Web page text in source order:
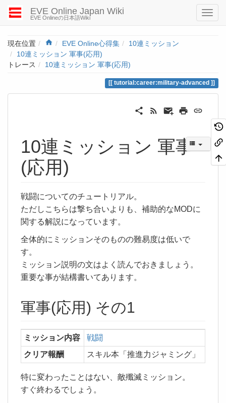
EVE Online Japan Wiki
EVE Onlineの日本語Wiki
現在位置 HomeEVE Online心得集
10連ミッション
10連ミッション 軍事(応用)
トレース
10連ミッション 軍事(応用)
tutorial:career:military-advanced
10連ミッション 軍事
(応用)
戦闘についてのチュートリアル。
ただしこちらは撃ち合いよりも、補助的なMODに
関する解説になっています。
全体的にミッションそのものの難易度は低いで
す。
ミッション説明の文はよく読んでおきましょう。
重要な事が結構書いてあります。
軍事(応用) その1
ミッション内容
戦闘
クリア報酬
スキル本「推進力ジャミング」
特に変わったことはない、敵殲滅ミッション。
すぐ終わるでしょう。